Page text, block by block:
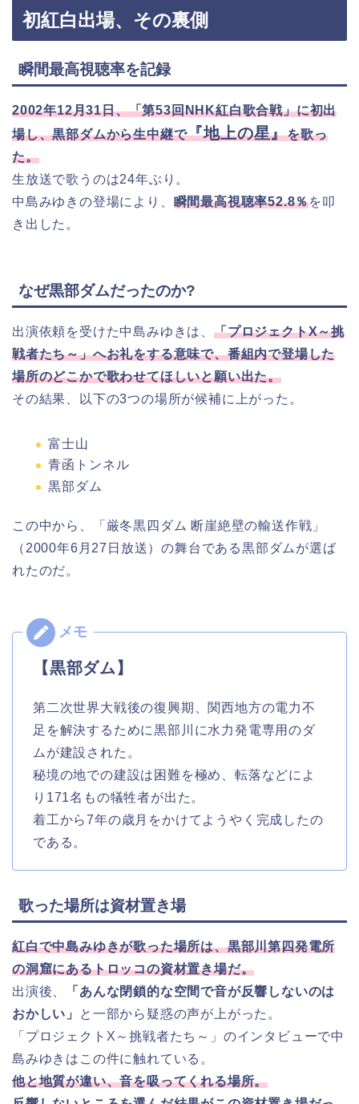
初紅白出場、その裏側
瞬間最高視聴率を記録
2002年12月31日、「第53回NHK紅白歌合戦」に初出
場し、黒部ダムから生中継で『地上の星』を歌っ
た。
生放送で歌うのは24年ぶり。
中島みゆきの登場により、 瞬間最高視聴率52.8％を叩
き出した。
なぜ黒部ダムだったのか?
出演依頼を受けた中島みゆきは、 「プロジェクトX～挑
戦者たち～」へお礼をする意味で、番組内で登場した
場所のどこかで歌わせてほしいと願い出た。
その結果、以下の3つの場所が候補に上がった。
富士山
青函トンネル
黒部ダム
この中から、「厳冬黒四ダム 断崖絶壁の輸送作戦」
（2000年6月27日放送）の舞台である黒部ダムが選ば
れたのだ。
【黒部ダム】
第二次世界大戦後の復興期、関西地方の電力不
足を解決するために黒部川に水力発電専用のダ
ムが建設された。
秘境の地での建設は困難を極め、転落などによ
り171名もの犠牲者が出た。
着工から7年の歳月をかけてようやく完成したの
である。
歌った場所は資材置き場
紅白で中島みゆきが歌った場所は、黒部川第四発電所
の洞窟にあるトロッコの資材置き場だ。
出演後、
「あんな閉鎖的な空間で音が反響しないのは
おかしい」
と一部から疑惑の声が上がった。
「プロジェクトX～挑戦者たち～」のインタビューで中
島みゆきはこの件に触れている。
他と地質が違い、音を吸ってくれる場所。